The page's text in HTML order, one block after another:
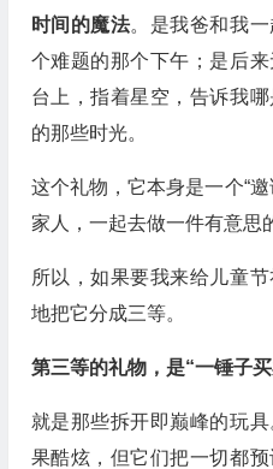
时间的魔法。是我爸和我
个难题的那个下午；是后
台上，指着星空，告诉我
的那些时光。
这个礼物，它本身是一个“
家人，一起去做一件有意思
所以，如果要我来给儿童
地把它分成三等。
第三等的礼物，是“一锤子买
就是那些拆开即巅峰的玩
果酷炫，但它们把一切都